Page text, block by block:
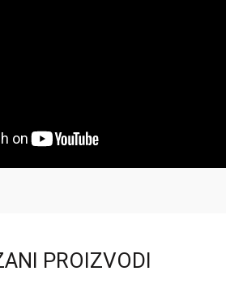
PROIZVODI